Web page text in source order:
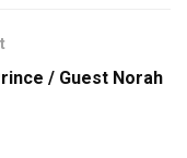
/ Guest Norah